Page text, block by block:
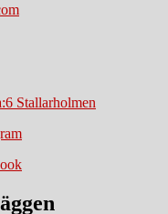
Stallarholmen